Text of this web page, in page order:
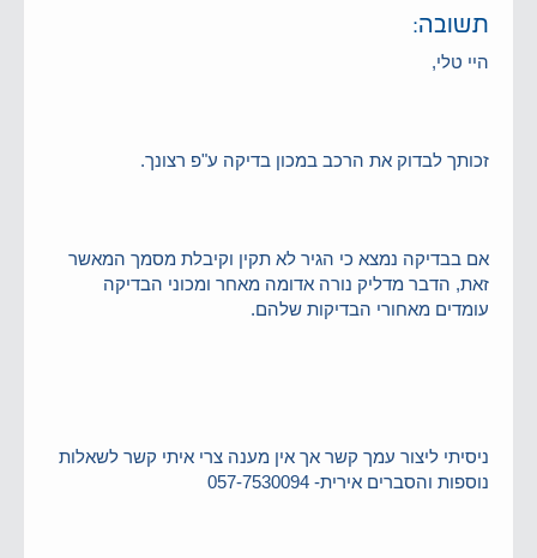
תשובה:
היי טלי,
זכותך לבדוק את הרכב במכון בדיקה ע"פ רצונך.
אם בבדיקה נמצא כי הגיר לא תקין וקיבלת מסמך המאשר
זאת, הדבר מדליק נורה אדומה מאחר ומכוני הבדיקה
עומדים מאחורי הבדיקות שלהם.
ניסיתי ליצור עמך קשר אך אין מענה צרי איתי קשר לשאלות
נוספות והסברים אירית- 057-7530094